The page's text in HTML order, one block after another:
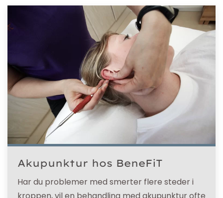
Akupunktur hos BeneFiT
Har du problemer med smerter flere steder i
kroppen, vil en behandling med akupunktur ofte